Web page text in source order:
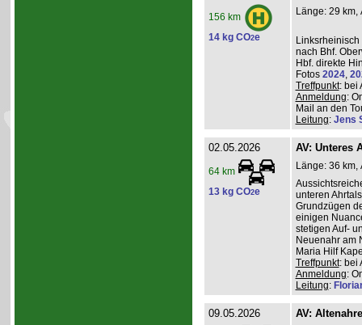
156 km
14 kg CO2e
Länge: 29 km,
nach Bhf.
Hbf. direkte
Fotos 2024,
Treffpunkt: bei
Anmeldung:
Mail an den
Leitung: Jens
02.05.2026
64 km
13 kg CO2e
AV: Unteres
Länge: 36 km,
unteren
Grundzügen
einigen
stetigen Auf-
Neuenahr am
Maria Hilf
Treffpunkt: bei
Anmeldung:
Leitung:
09.05.2026 AV: